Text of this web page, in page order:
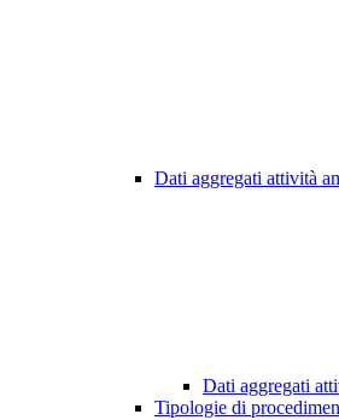
Dati aggregati attività
Dati aggregati
Tipologie di